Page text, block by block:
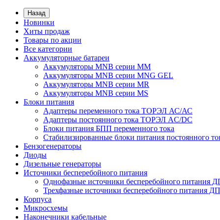
Назад
Новинки
Хиты продаж
Товары по акции
Все категории
Аккумуляторные батареи
Аккумуляторы MNB серии MM
Аккумуляторы MNB серии MNG GEL
Аккумуляторы MNB серии MR
Аккумуляторы MNB серии MS
Блоки питания
Адаптеры переменного тока ТОРЭЛ АС/АС
Адаптеры постоянного тока ТОРЭЛ AC/DC
Блоки питания БПП переменного тока
Стабилизированные блоки питания постоянного
Бензогенераторы
Диоды
Дизельные генераторы
Источники бесперебойного питания
Однофазные источники бесперебойного питания
Трехфазные источники бесперебойного питания
Корпуса
Микросхемы
Наконечники кабельные